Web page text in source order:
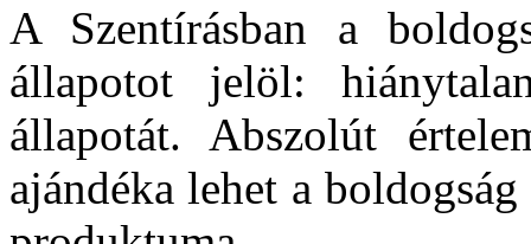
A Szentírásban a
állapotot jelöl:
állapotát. Abszolút
ajándéka lehet a